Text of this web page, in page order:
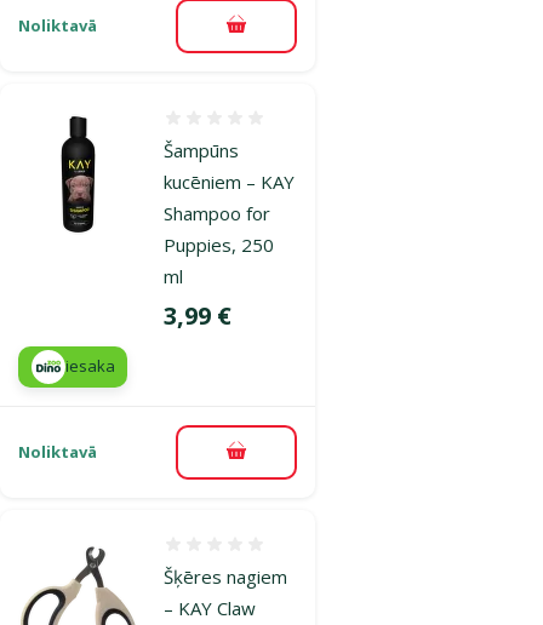
Noliktavā Pievienot grozam
Šampūns
kucēniem – KAY
Shampoo for
Puppies, 250
ml
Cena
3,99 €
iesaka
Noliktavā Pievienot grozam
Šķēres nagiem
– KAY Claw